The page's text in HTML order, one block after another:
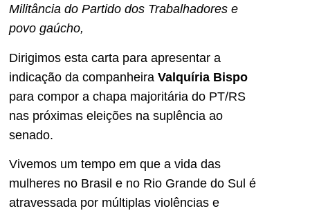
Militância do Partido dos Trabalhadores e
povo gaúcho,
Dirigimos esta carta para apresentar a
indicação da companheira Valquíria Bispo
para compor a chapa majoritária do PT/RS
nas próximas eleições na suplência ao
senado.
Vivemos um tempo em que a vida das
mulheres no Brasil e no Rio Grande do Sul é
atravessada por múltiplas violências e